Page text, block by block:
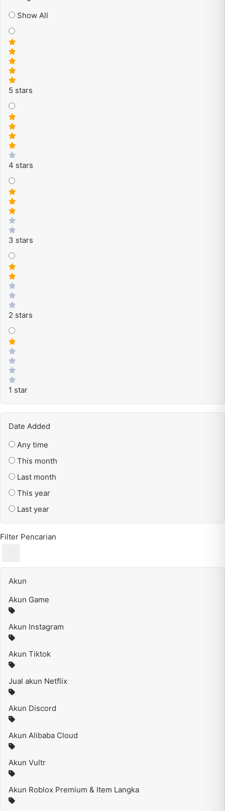
Show All
5 stars
4 stars
3 stars
2 stars
1 star
Date Added
Any time
This month
Last month
This year
Last year
Filter Pencarian
Akun
Akun Game
Akun Instagram
Akun Tiktok
Jual akun Netflix
Akun Discord
Akun Alibaba Cloud
Akun Vultr
Akun Roblox Premium & Item Langka